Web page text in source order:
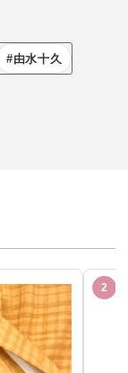
由水十久